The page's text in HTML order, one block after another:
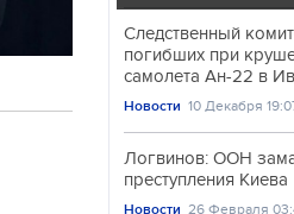
Следственный
погибших при
самолета Ан-22 в
Новости 10 Декабря
Логвинов: ООН
преступления Киева
Новости 26 Февраля